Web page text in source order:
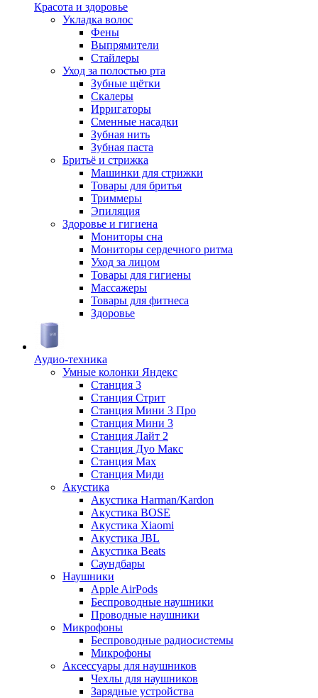
Красота и здоровье
Укладка волос
Фены
Выпрямители
Стайлеры
Уход за полостью рта
Зубные щётки
Скалеры
Ирригаторы
Сменные насадки
Зубная нить
Зубная паста
Бритьё и стрижка
Машинки для стрижки
Товары для бритья
Триммеры
Эпиляция
Здоровье и гигиена
Мониторы сна
Мониторы сердечного ритма
Уход за лицом
Товары для гигиены
Массажеры
Товары для фитнеса
Здоровье
Аудио-техника
Умные колонки Яндекс
Станция 3
Станция Стрит
Станция Мини 3 Про
Станция Мини 3
Станция Лайт 2
Станция Дуо Макс
Станция Max
Станция Миди
Акустика
Акустика Harman/Kardon
Акустика BOSE
Акустика Xiaomi
Акустика JBL
Акустика Beats
Саундбары
Наушники
Apple AirPods
Беспроводные наушники
Проводные наушники
Микрофоны
Беспроводные радиосистемы
Микрофоны
Аксессуары для наушников
Чехлы для наушников
Зарядные устройства